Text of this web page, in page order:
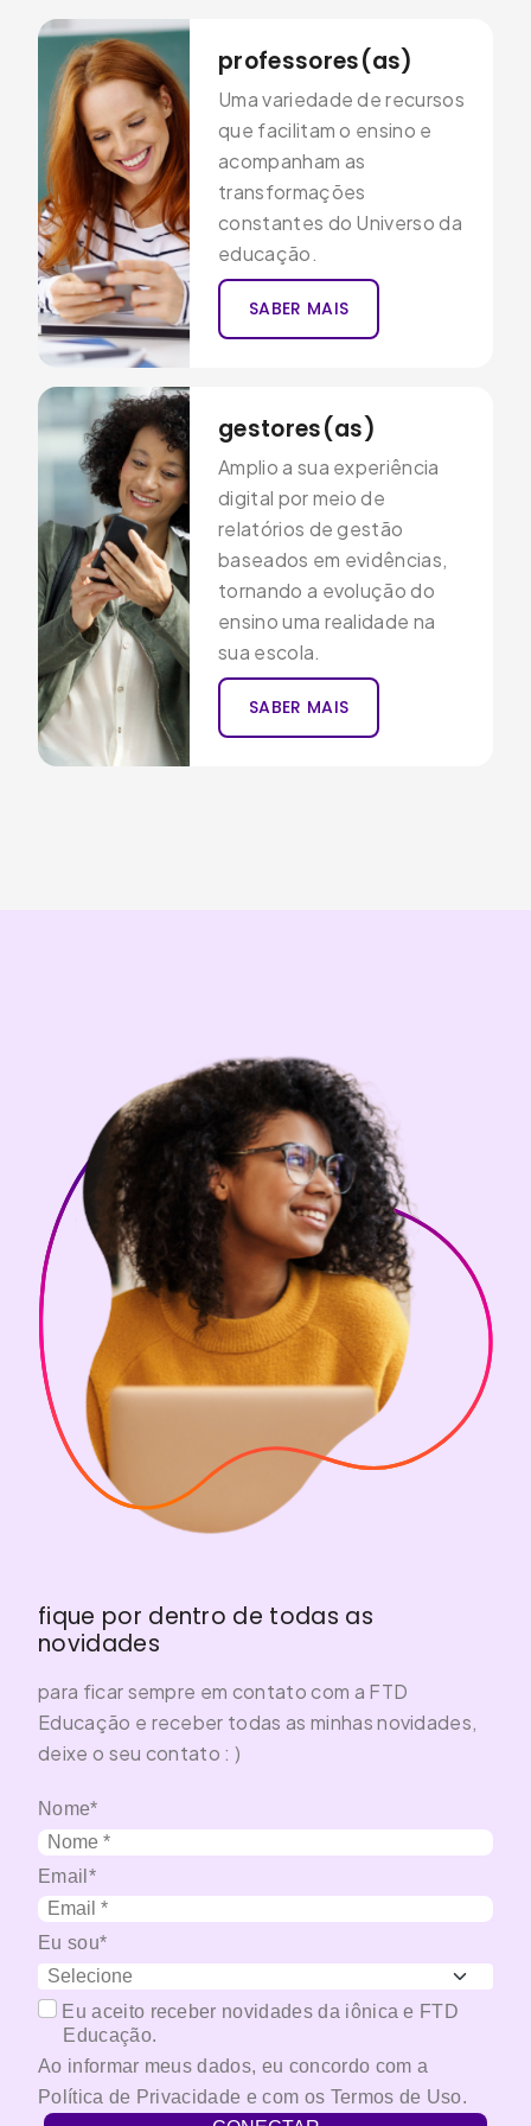
professores(as)
Uma variedade de recursos
que facilitam o ensino e
acompanham as
transformações
constantes do Universo da
educação.
SABER MAIS
gestores(as)
Amplio a sua experiência
digital por meio de
relatórios de gestão
baseados em evidências,
tornando a evolução do
ensino uma realidade na
sua escola.
SABER MAIS
fique por dentro de todas as
novidades
para ficar sempre em contato com a FTD
Educação e receber todas as minhas novidades,
deixe o seu contato : )
Nome*
Email*
Eu sou*
Eu aceito receber novidades da iônica e FTD
Educação.
Ao informar meus dados, eu concordo com a
Política de Privacidade e com os Termos de Uso.